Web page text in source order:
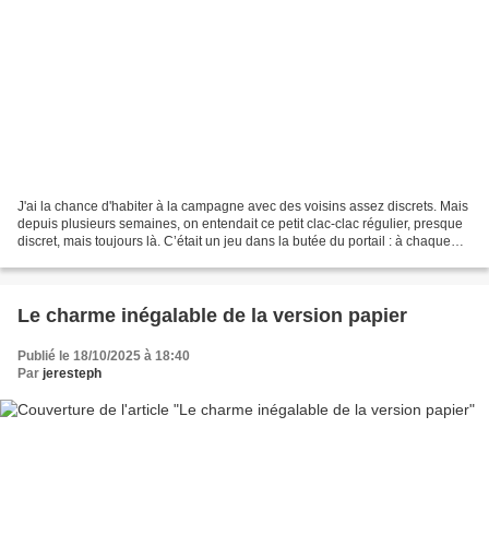
J'ai la chance d'habiter à la campagne avec des voisins assez discrets. Mais
depuis plusieurs semaines, on entendait ce petit clac-clac régulier, presque
discret, mais toujours là. C’était un jeu dans la butée du portail : à chaque
Le charme inégalable de la version papier
Publié le 18/10/2025 à 18:40
Par jeresteph